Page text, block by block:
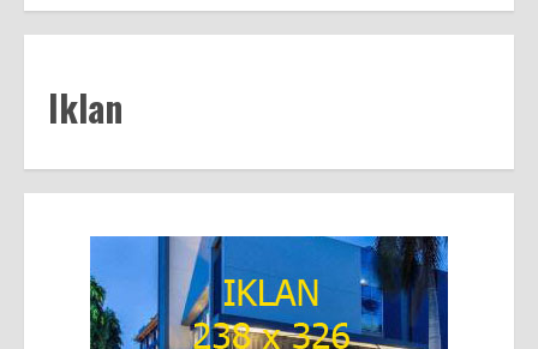
Iklan